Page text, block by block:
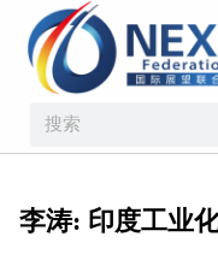
李涛: 印度工业